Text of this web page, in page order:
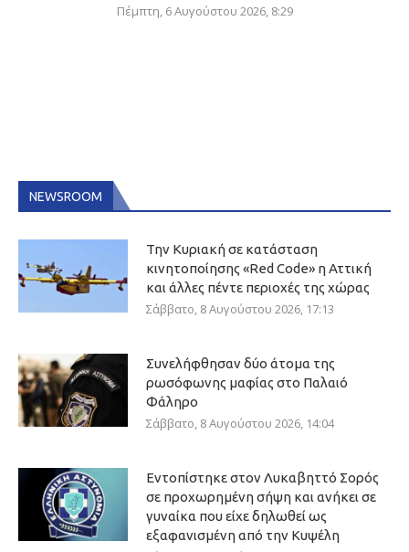
Πέμπτη, 6 Αυγούστου 2026, 8:29
NEWSROOM
Την Κυριακή σε κατάσταση
κινητοποίησης «Red Code» η Αττική
και άλλες πέντε περιοχές της χώρας
Σάββατο, 8 Αυγούστου 2026, 17:13
Συνελήφθησαν δύο άτομα της
ρωσόφωνης μαφίας στο Παλαιό
Φάληρο
Σάββατο, 8 Αυγούστου 2026, 14:04
Εντοπίστηκε στον Λυκαβηττό Σορός
σε προχωρημένη σήψη και ανήκει σε
γυναίκα που είχε δηλωθεί ως
εξαφανισμένη από την Κυψέλη